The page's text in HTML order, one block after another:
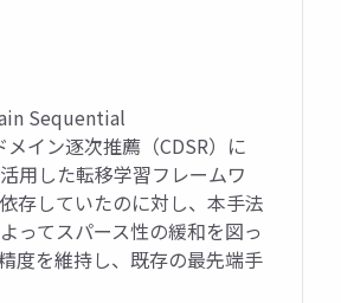
Sequential
イン逐次推薦（CDSR）に
用した転移学習フレームワ
存していたのに対し、本手法
ってスパース性の緩和を図っ
度を維持し、既存の最先端手